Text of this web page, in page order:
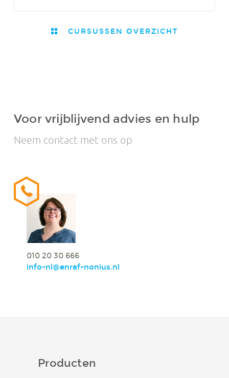
CURSUSSEN OVERZICHT
Voor vrijblijvend advies en hulp
Neem contact met ons op
010 20 30 666
info-nl@enraf-nonius.nl
Producten